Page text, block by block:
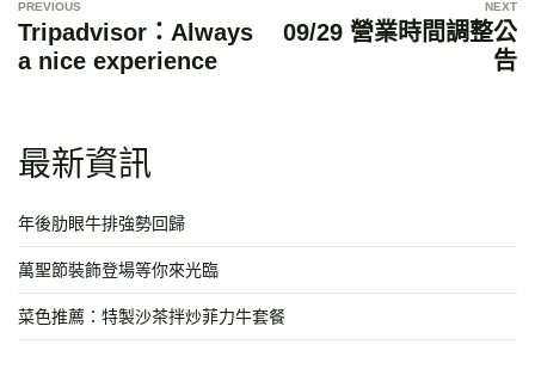
章
導
Tripadvisor：Always
a nice experience
09/29 營業時間調整公
告
最新資訊
年後肋眼牛排強勢回歸
萬聖節裝飾登場等你來光臨
菜色推薦：特製沙茶拌炒菲力牛套餐